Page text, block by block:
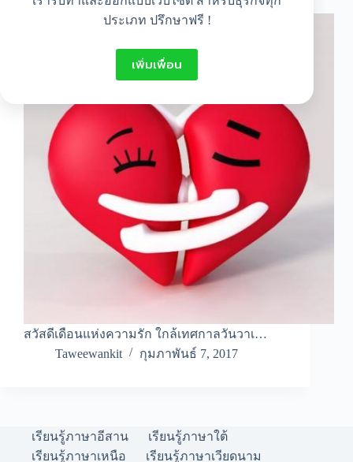
ประเภท ปรึกษาฟรี !
เพิ่มเพื่อน
สวัสดีเดือนแห่งความรัก ใกล้เทศกาลวันวาเ…
Taweewankit
กุมภาพันธ์ 7, 2017
เรียนรู้ภาษาอีสาน
เรียนรู้ภาษาใต้
เรียนรู้ภาษาเหนือ
เรียนรู้ภาษาเวียดนาม